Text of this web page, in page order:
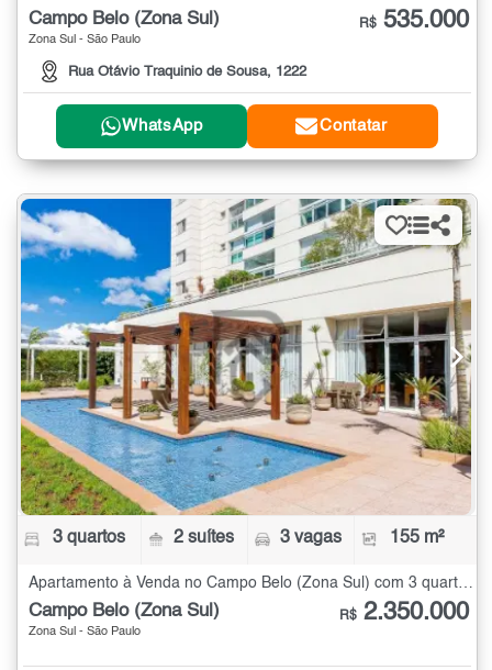
Campo Belo (Zona Sul)
Zona Sul - São Paulo
Rua Otávio Traquinio de Sousa, 1222
R$ 535.000
WhatsApp Contatar
3 quartos 2 suítes 3 vagas 155 m²
Campo Belo (Zona Sul)
Zona Sul - São Paulo
R$ 2.350.000